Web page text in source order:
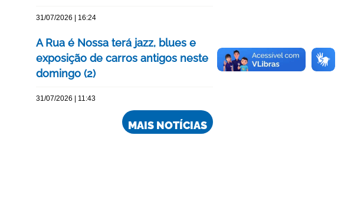
31/07/2026 | 16:24
A Rua é Nossa terá jazz, blues e
exposição de carros antigos neste
domingo (2)
31/07/2026 | 11:43
MAIS NOTÍCIAS